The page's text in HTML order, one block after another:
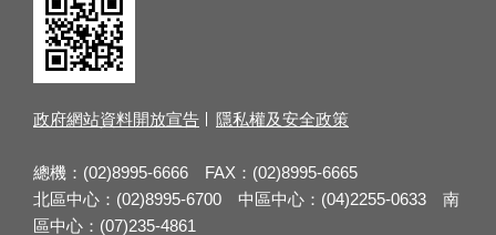
政府網站資料開放宣告 隱私權及安全政策
總機：(02)8995-6666 FAX：(02)8995-6665
北區中心：(02)8995-6700 中區中心：(04)2255-0633 南
區中心：(07)235-4861